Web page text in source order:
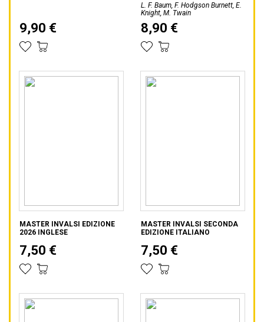
9,90 €
L. F. Baum, F. Hodgson Burnett, E.
Knight, M. Twain
8,90 €
MASTER INVALSI EDIZIONE
2026 INGLESE
7,50 €
MASTER INVALSI SECONDA
EDIZIONE ITALIANO
7,50 €